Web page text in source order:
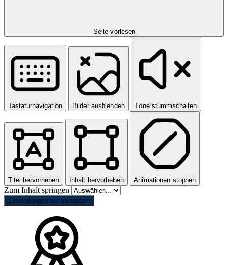
Seite vorlesen
Tastaturnavigation Bilder ausblenden Töne stummschalten
Titel hervorheben Inhalt hervorheben Animationen stoppen
Zum Inhalt springen
Einstellungen zurücksetzen